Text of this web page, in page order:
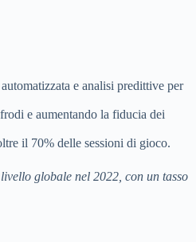
e analisi predittive per
e aumentando la fiducia dei
il 70% delle sessioni di gioco.
globale nel 2022, con un tasso